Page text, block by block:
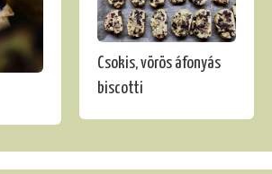
Csokis, vörös áfonyás
biscotti